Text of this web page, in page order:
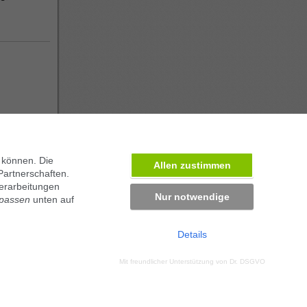
Die
unten auf
Allen zustimmen
Nur notwendige
Details
Mit freundlicher Unterstützung von Dr. DSGVO